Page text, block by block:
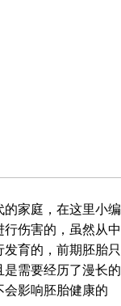
家庭，在这里小编
伤害的，虽然从中
育的，前期胚胎只
需要经历了漫长的
影响胚胎健康的